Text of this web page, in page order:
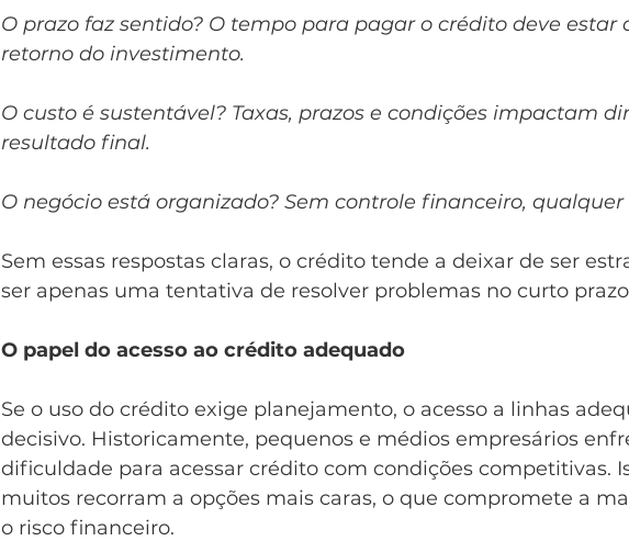
O prazo faz sentido? O tempo para pagar o crédito deve estar
retorno do investimento.
O custo é sustentável? Taxas, prazos e condições impactam
resultado final.
O negócio está organizado? Sem controle financeiro, qualquer
Sem essas respostas claras, o crédito tende a deixar de ser
ser apenas uma tentativa de resolver problemas no curto
O papel do acesso ao crédito adequado
Se o uso do crédito exige planejamento, o acesso a linhas
decisivo. Historicamente, pequenos e médios empresários
dificuldade para acessar crédito com condições competitivas.
muitos recorram a opções mais caras, o que compromete a
o risco financeiro.